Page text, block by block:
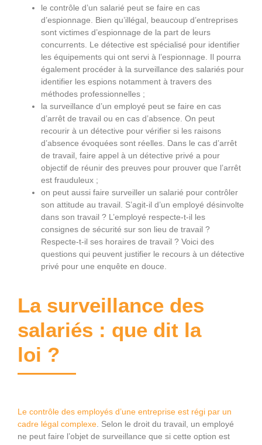
le contrôle d’un salarié peut se faire en cas
d’espionnage. Bien qu’illégal, beaucoup d’entreprises
sont victimes d’espionnage de la part de leurs
concurrents. Le détective est spécialisé pour identifier
les équipements qui ont servi à l’espionnage. Il pourra
également procéder à la surveillance des salariés pour
identifier les espions notamment à travers des
méthodes professionnelles ;
la surveillance d’un employé peut se faire en cas
d’arrêt de travail ou en cas d’absence. On peut
recourir à un détective pour vérifier si les raisons
d’absence évoquées sont réelles. Dans le cas d’arrêt
de travail, faire appel à un détective privé a pour
objectif de réunir des preuves pour prouver que l’arrêt
est frauduleux ;
on peut aussi faire surveiller un salarié pour contrôler
son attitude au travail. S’agit-il d’un employé désinvolte
dans son travail ? L’employé respecte-t-il les
consignes de sécurité sur son lieu de travail ?
Respecte-t-il ses horaires de travail ? Voici des
questions qui peuvent justifier le recours à un détective
privé pour une enquête en douce.
La surveillance des
salariés : que dit la
loi ?
Le contrôle des employés d’une entreprise est régi par un
cadre légal complexe. Selon le droit du travail, un employé
ne peut faire l’objet de surveillance que si cette option est